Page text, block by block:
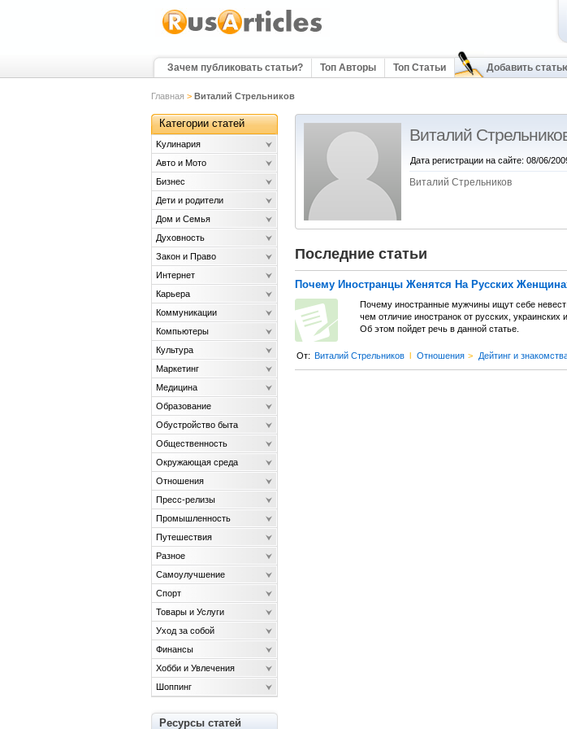
Зачем публиковать статьи? Топ Авторы Топ Статьи Добавить
Главная > Виталий Стрельников
Виталий
Дата регистрации на сайте: 08/06/
Виталий Стрельников
Последние статьи
Почему Иностранцы Женятся На Русских
Почему иностранные мужчины ищут себе
чем отличие иностранок от русских,
Об этом пойдет речь в данной статье.
От: Виталий Стрельников l Отношения > Дейтинг и
Категории статей
Kулинария
Авто и Мото
Бизнес
Дети и родители
Дом и Семья
Духовность
Закон и Право
Интернет
Карьера
Коммуникации
Компьютеры
Культура
Маркетинг
Медицина
Образование
Обустройство быта
Общественность
Окружающая среда
Отношения
Пресс-релизы
Промышленность
Путешествия
Разное
Самоулучшение
Спорт
Товары и Услуги
Уход за собой
Финансы
Хобби и Увлечения
Шоппинг
Ресурсы статей